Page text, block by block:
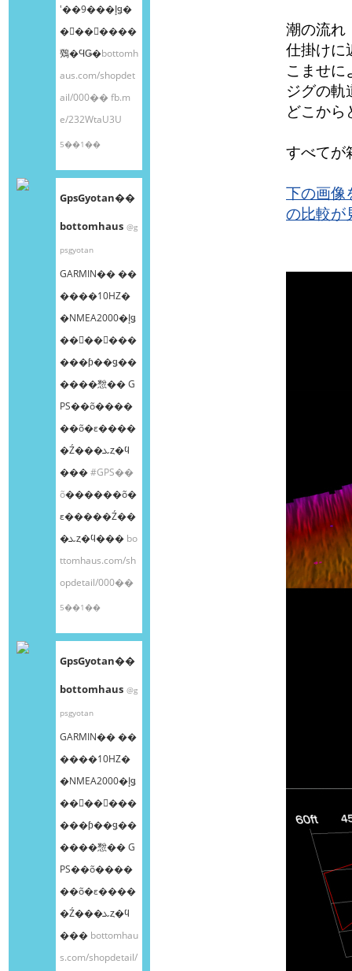
ʽ��9���إǥ�
�󥰥��󥵡����
䳫�ϤǤ�bottomh
aus.com/shopdet
ail/000��fb.m
e/232WtaU3U
5��1��
GpsGyotan��
bottomhaus @g
psgyotan
GARMIN�� ��
����10HZ�
�NMEA2000�إǥ
��󥰥��󥵡���
���ƥ��ǥ��
����㥹�� G
PS��õ����
��õ�ε����
�Ź���ܥȥ�ϥ
���#GPS��
õ������õ�
ε�����Ź��
�ܥȥ�ϥ��� bo
ttomhaus.com/sh
opdetail/000��
5��1��
GpsGyotan��
bottomhaus @g
psgyotan
GARMIN�� ��
����10HZ�
�NMEA2000�إǥ
��󥰥��󥵡���
���ƥ��ǥ��
����㥹�� G
PS��õ����
��õ�ε����
�Ź���ܥȥ�ϥ
��� bottomhau
s.com/shopdetail/
潮の流れ
仕掛けに
こませに
ジグの軌
どこか
すべてが
下の画像
の比較が